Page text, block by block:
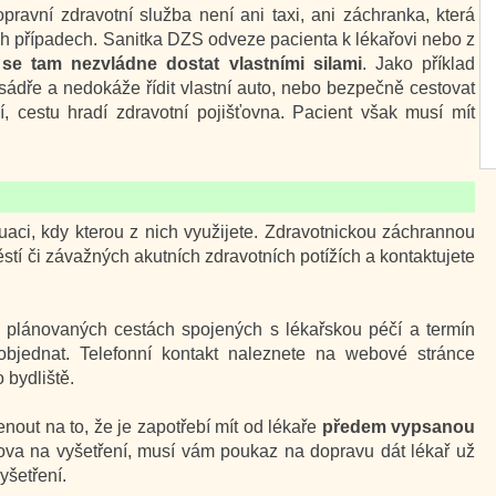
zdravotní služba není ani taxi, ani záchranka, která
případech. Sanitka DZS odveze pacienta k lékařovi nebo z
tam nezvládne dostat vlastními silami. Jako příklad
a nedokáže řídit vlastní auto, nebo bezpečně cestovat
cestu hradí zdravotní pojišťovna. Pacient však musí mít
kdy kterou z nich využijete. Zdravotnickou záchrannou
či závažných akutních zdravotních potížích a kontaktujete
cestách spojených s lékařskou péčí a termín
Telefonní kontakt naleznete na webové stránce
bydliště.
na to, že je zapotřebí mít od lékaře předem vypsanou
na vyšetření, musí vám poukaz na dopravu dát lékař už